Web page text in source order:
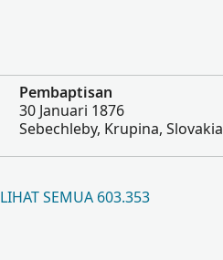
Pembaptisan
30 Januari 1876
Sebechleby, Krupina, Slovakia
LIHAT SEMUA 603.353